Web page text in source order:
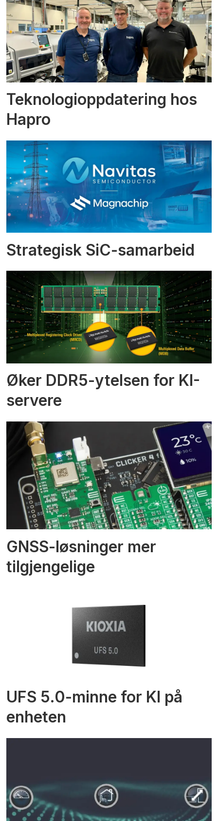
Teknologioppdatering hos
Hapro
Strategisk SiC-samarbeid
Øker DDR5-ytelsen for KI-
servere
GNSS-løsninger mer
tilgjengelige
UFS 5.0-minne for KI på
enheten